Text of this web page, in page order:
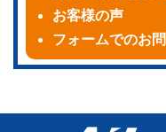
お客様の声
フォームでのお